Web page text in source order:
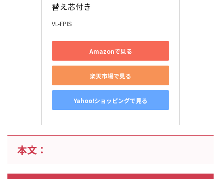
替え芯付き
VL-FPIS
Amazonで見る
楽天市場で見る
Yahoo!ショッピングで見る
本文：